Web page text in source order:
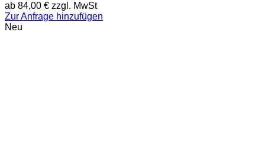
ab 84,00 € zzgl. MwSt
Zur Anfrage hinzufügen
Neu